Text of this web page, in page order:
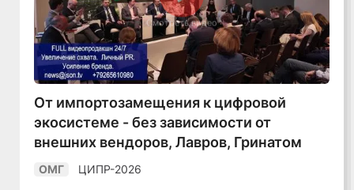
Смотреть видео
От импортозамещения к цифровой
экосистеме - без зависимости от
внешних вендоров, Лавров, Гринатом
ОМГ ЦИПР-2026